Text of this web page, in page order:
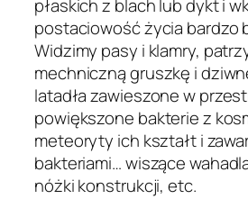
płaskich z blach lub dykt i
postaciowość życia bardzo
Widzimy pasy i klamry,
mechniczną gruszkę i
latadła zawieszone w
powiększone bakterie z
meteoryty ich kształt i
bakteriami… wiszące
nóżki konstrukcji, etc.